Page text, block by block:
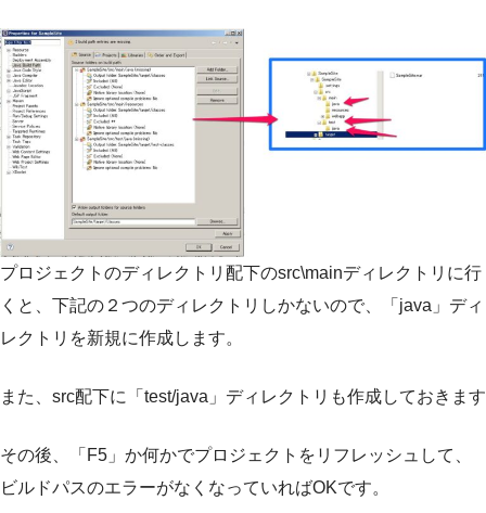
プロジェクトのディレクトリ配下のsrc\mainディレクトリに行
くと、下記の２つのディレクトリしかないので、「java」ディ
レクトリを新規に作成します。
また、src配下に「test/java」ディレクトリも作成しておきます
その後、「F5」か何かでプロジェクトをリフレッシュして、
ビルドパスのエラーがなくなっていればOKです。